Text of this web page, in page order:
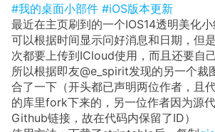
#我的桌面小部件 #iOS版本更新
最近在主页刷到的一个IOS14透明美化
可以根据时间显示问好消息和日期，但
次都要上传到ICloud使用，而且还要自
所以根据即友@e_spirit发现的另一个裁
合了一下（开头都已声明两位作者，且
的库里fork下来的，另一位作者因为源
Github链接，故在代码内保留了ID）